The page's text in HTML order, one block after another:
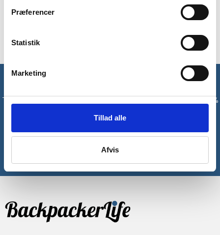
Præferencer
Statistik
Marketing
Tillad alle
Afvis
backpacking. Blød og slidstærk t-shirt i 100% polyester.
Materialet gør t-shirten hurtigtørrende og svedabsorberende.
Tilmeld dig vores nyhedsbrev og modtag med det samme en 10%
Tilmeld